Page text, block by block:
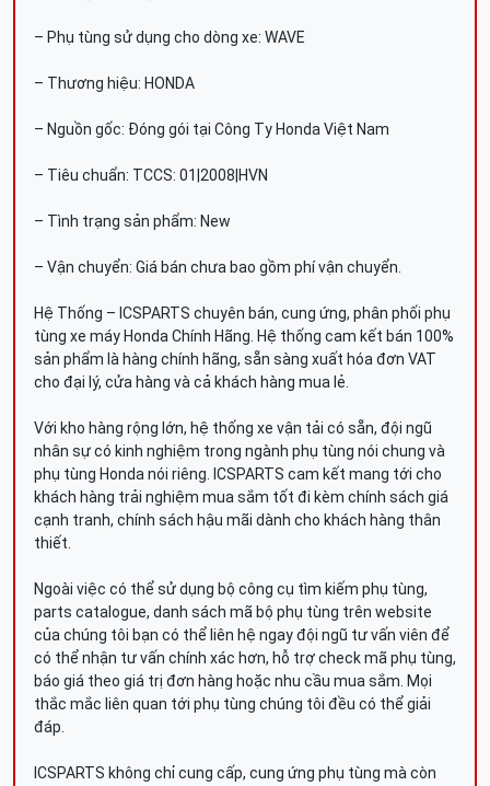
– Phụ tùng sử dụng cho dòng xe: WAVE
– Thương hiệu: HONDA
– Nguồn gốc: Đóng gói tại Công Ty Honda Việt Nam
– Tiêu chuẩn: TCCS: 01|2008|HVN
– Tình trạng sản phẩm: New
– Vận chuyển: Giá bán chưa bao gồm phí vận chuyển.
Hệ Thống – ICSPARTS chuyên bán, cung ứng, phân phối phụ
tùng xe máy Honda Chính Hãng. Hệ thống cam kết bán 100%
sản phẩm là hàng chính hãng, sẵn sàng xuất hóa đơn VAT
cho đại lý, cửa hàng và cả khách hàng mua lẻ.
Với kho hàng rộng lớn, hệ thống xe vận tải có sẵn, đội ngũ
nhân sự có kinh nghiệm trong ngành phụ tùng nói chung và
phụ tùng Honda nói riêng. ICSPARTS cam kết mang tới cho
khách hàng trải nghiệm mua sắm tốt đi kèm chính sách giá
cạnh tranh, chính sách hậu mãi dành cho khách hàng thân
thiết.
Ngoài việc có thể sử dụng bộ công cụ tìm kiếm phụ tùng,
parts catalogue, danh sách mã bộ phụ tùng trên website
của chúng tôi bạn có thể liên hệ ngay đội ngũ tư vấn viên để
có thể nhận tư vấn chính xác hơn, hỗ trợ check mã phụ tùng,
báo giá theo giá trị đơn hàng hoặc nhu cầu mua sắm. Mọi
thắc mắc liên quan tới phụ tùng chúng tôi đều có thể giải
đáp.
ICSPARTS không chỉ cung cấp, cung ứng phụ tùng mà còn